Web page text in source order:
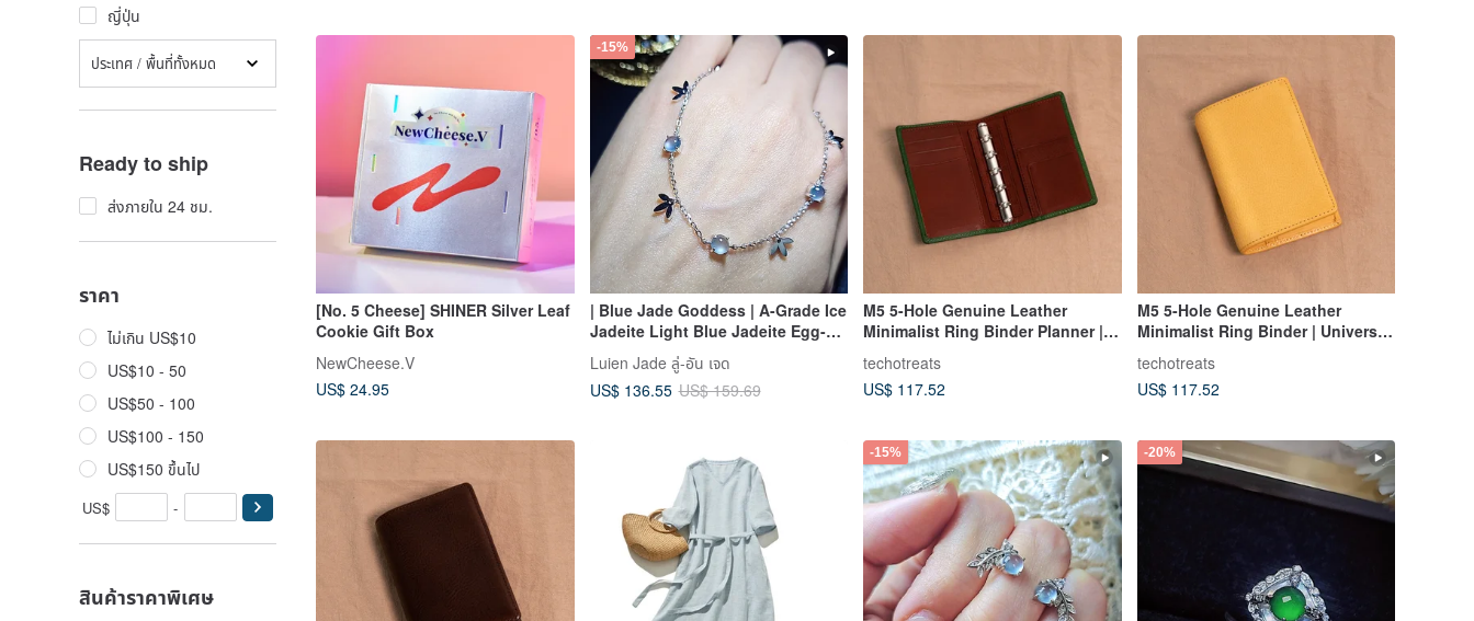
ญี่ปุ่น
ประเทศ / พื้นที่ทั้งหมด
Ready to ship
ส่งภายใน 24 ชม.
ราคา
ไม่เกิน US$10
US$10 - 50
US$50 - 100
US$100 - 150
US$150 ขึ้นไป
US$ -
สินค้าราคาพิเศษ
[No. 5 Cheese] SHINER Silver Leaf
Cookie Gift Box
NewCheese.V
US$ 24.95
-15%
| Blue Jade Goddess | A-Grade Ice
Jadeite Light Blue Jadeite Egg-
shaped Cabochon 5mm Sterling
Silver Plated 18k Heart Design
Bracelet
Luien Jade ลู่-อัน เจด
US$ 136.55 US$ 159.69
M5 5-Hole Genuine Leather
Minimalist Ring Binder Planner |
Dark Green Wine Red (No Clasp)
techotreats
US$ 117.52
M5 5-Hole Genuine Leather
Minimalist Ring Binder | Universal
Clasp)
techotreats
US$ 117.52
-15% -20%